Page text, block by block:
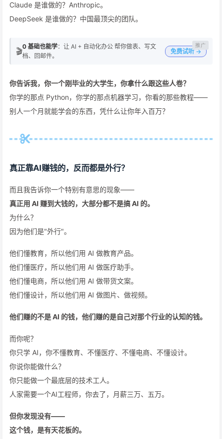
Claude 是谁做的？Anthropic。
DeepSeek 是谁做的？中国最顶尖的团队。
🎬0 基础也能学：让 AI + 自动化办公 帮你做表、写文
档、回邮件。
免费试听 →
你告诉我，你一个刚毕业的大学生，你拿什么跟这些人卷？
你学的那点 Python，你学的那点机器学习，你看的那些教程——
别人一个月就能学会的东西，凭什么让你年入百万？
真正靠AI赚钱的，反而都是外行？
而且我告诉你一个特别有意思的现象——
真正用 AI 赚到大钱的，大部分都不是搞 AI 的。
为什么？
因为他们是"外行"。
他们懂教育，所以他们用 AI 做教育产品。
他们懂医疗，所以他们用 AI 做医疗助手。
他们懂电商，所以他们用 AI 做带货文案。
他们懂设计，所以他们用 AI 做图片、做视频。
他们赚的不是 AI 的钱，他们赚的是自己对那个行业的认知的钱。
而你呢？
你只学 AI，你不懂教育、不懂医疗、不懂电商、不懂设计。
你说你能做什么？
你只能做一个最底层的技术工人。
人家需要一个AI工程师，你去了，月薪三万、五万。
但你发现没有——
这个钱，是有天花板的。